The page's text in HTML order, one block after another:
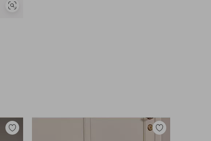
Se
Tilføj
Tilføj